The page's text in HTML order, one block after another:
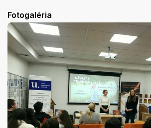
Fotogaléria